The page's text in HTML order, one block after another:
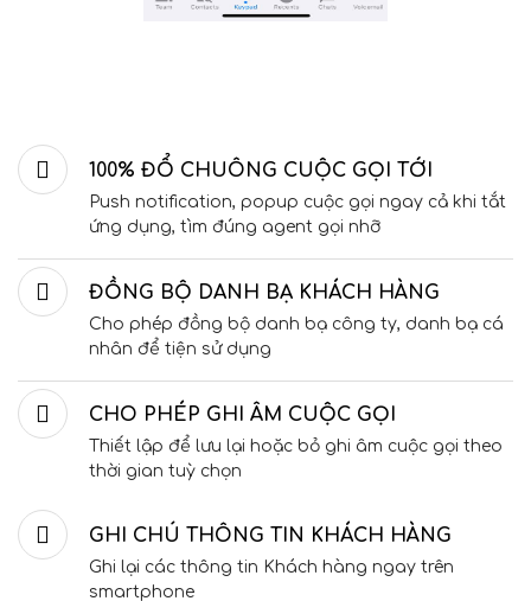
100% ĐỔ CHUÔNG CUỘC GỌI TỚI
Push notification, popup cuộc gọi ngay cả khi tắt
ứng dụng, tìm đúng agent gọi nhỡ
ĐỒNG BỘ DANH BẠ KHÁCH HÀNG
Cho phép đồng bộ danh bạ công ty, danh bạ cá
nhân để tiện sử dụng
CHO PHÉP GHI ÂM CUỘC GỌI
Thiết lập để lưu lại hoặc bỏ ghi âm cuộc gọi theo
thời gian tuỳ chọn
GHI CHÚ THÔNG TIN KHÁCH HÀNG
Ghi lại các thông tin Khách hàng ngay trên
smartphone